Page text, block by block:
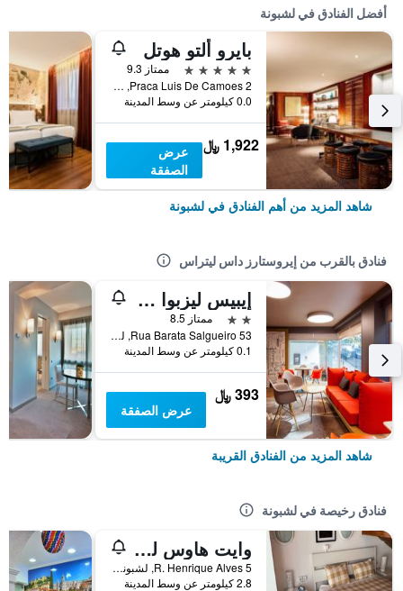
أفضل الفنادق في لشبونة
بايرو ألتو هوتل
5 نجوم
ممتاز 9.3
Praca Luis De Camoes 2, لشبونة, محافظة لشبونة, البرتغال
0.0 كيلومتر عن وسط المدينة
1,922 ﷼
عرض
الصفقة
شاهد المزيد من أهم الفنادق في لشبونة
فنادق بالقرب من إيروستارز داس ليتراس
إيبيس ليزبوا سنترو ليبردايد
2 نجمتين
ممتاز 8.5
Rua Barata Salgueiro 53, لشبونة, محافظة لشبونة, البرتغال
0.1 كيلومتر عن وسط المدينة
393 ﷼
عرض الصفقة
شاهد المزيد من الفنادق القريبة
فنادق رخيصة في لشبونة
وايت هاوس ليزبون هوستل
R. Henrique Alves 5, لشبونة, محافظة لشبونة, البرتغال
2.8 كيلومتر عن وسط المدينة